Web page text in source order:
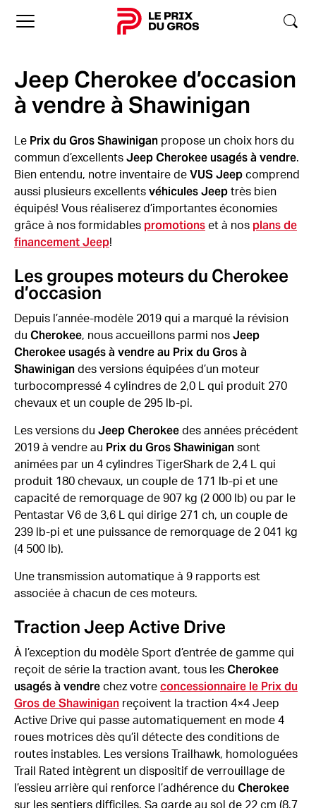
Accueil
Jeep Cherokee d’occasion
à vendre à Shawinigan
Le Prix du Gros Shawinigan propose un choix hors du
commun d’excellents Jeep Cherokee usagés à vendre.
Bien entendu, notre inventaire de VUS Jeep comprend
aussi plusieurs excellents véhicules Jeep très bien
équipés! Vous réaliserez d’importantes économies
grâce à nos formidables promotions et à nos plans de
financement Jeep!
Les groupes moteurs du Cherokee
d’occasion
Depuis l’année-modèle 2019 qui a marqué la révision
du Cherokee, nous accueillons parmi nos Jeep
Cherokee usagés à vendre au Prix du Gros à
Shawinigan des versions équipées d’un moteur
turbocompressé 4 cylindres de 2,0 L qui produit 270
chevaux et un couple de 295 lb-pi.
Les versions du Jeep Cherokee des années précédent
2019 à vendre au Prix du Gros Shawinigan sont
animées par un 4 cylindres TigerShark de 2,4 L qui
produit 180 chevaux, un couple de 171 lb-pi et une
capacité de remorquage de 907 kg (2 000 lb) ou par le
Pentastar V6 de 3,6 L qui dirige 271 ch, un couple de
239 lb-pi et une puissance de remorquage de 2 041 kg
(4 500 lb).
Une transmission automatique à 9 rapports est
associée à chacun de ces moteurs.
Traction Jeep Active Drive
À l’exception du modèle Sport d’entrée de gamme qui
reçoit de série la traction avant, tous les Cherokee
usagés à vendre chez votre concessionnaire le Prix du
Gros de Shawinigan reçoivent la traction 4×4 Jeep
Active Drive qui passe automatiquement en mode 4
roues motrices dès qu’il détecte des conditions de
routes instables. Les versions Trailhawk, homologuées
Trail Rated intègrent un dispositif de verrouillage de
l’essieu arrière qui renforce l’adhérence du Cherokee
sur les sentiers difficiles. Sa garde au sol de 22 cm (8,7